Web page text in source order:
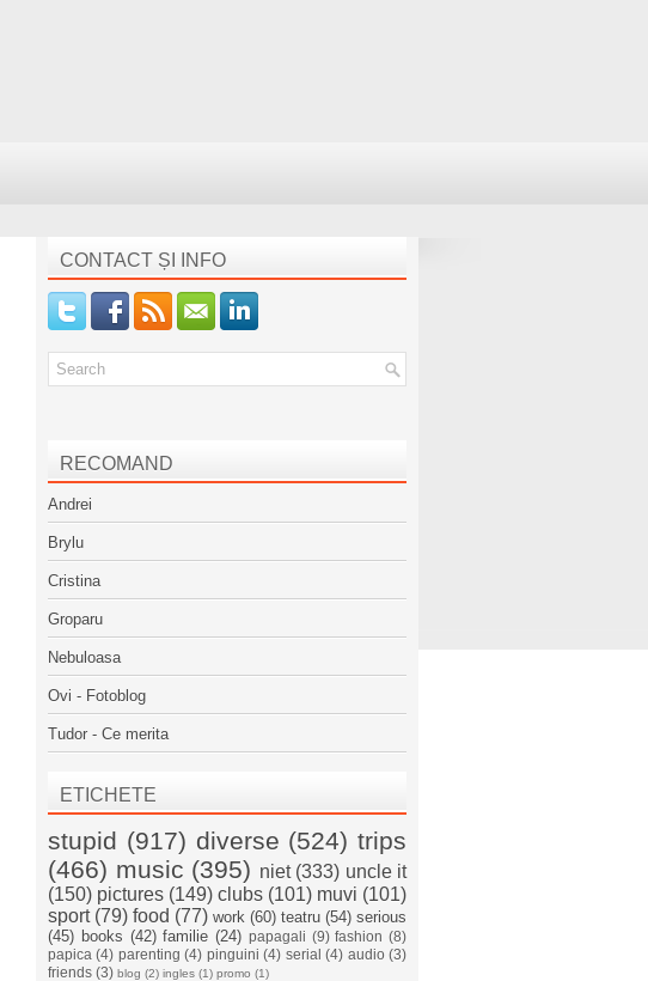
CONTACT ȘI INFO
RECOMAND
Andrei
Brylu
Cristina
Groparu
Nebuloasa
Ovi - Fotoblog
Tudor - Ce merita
ETICHETE
stupid (917) diverse (524) trips
(466) music (395) niet (333) uncle it
(150) pictures (149) clubs (101) muvi (101)
sport (79) food (77) work (60) teatru (54) serious
(45) books (42) familie (24) papagali (9) fashion (8)
papica (4) parenting (4) pinguini (4) serial (4) audio (3)
friends (3) blog (2) ingles (1) promo (1)